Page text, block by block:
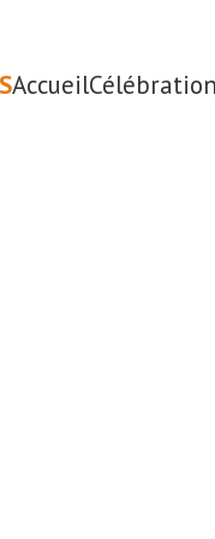
Accueil